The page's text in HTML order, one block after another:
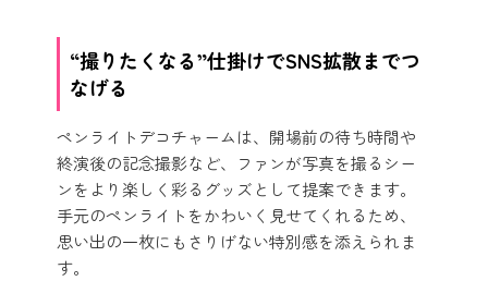
“撮りたくなる”仕掛けでSNS拡散までつ
なげる
ペンライトデコチャームは、開場前の待ち時間や
終演後の記念撮影など、ファンが写真を撮るシー
ンをより楽しく彩るグッズとして提案できます。
手元のペンライトをかわいく見せてくれるため、
思い出の一枚にもさりげない特別感を添えられま
す。